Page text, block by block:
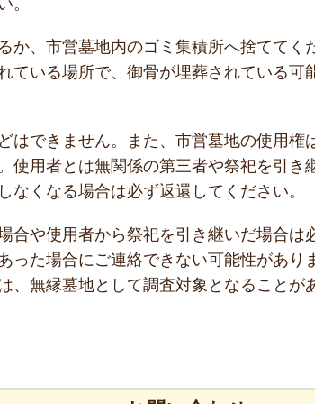
。
か、市営墓地内のゴミ集積所へ捨ててく
ている場所で、御骨が埋葬されている
はできません。また、市営墓地の使用
使用者とは無関係の第三者や祭祀を引き
なくなる場合は必ず返還してください。
合や使用者から祭祀を引き継いだ場合は
った場合にご連絡できない可能性があ
、無縁墓地として調査対象となることが